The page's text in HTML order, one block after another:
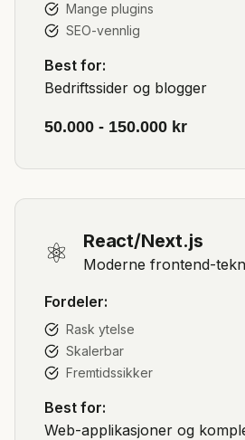
Mange plugins
SEO-vennlig
Best for:
Bedriftssider og blogger
50.000 - 150.000 kr
⚛️ React/Next.js
Moderne frontend-
Fordeler:
Rask ytelse
Skalerbar
Fremtidssikker
Best for:
Web-applikasjoner og